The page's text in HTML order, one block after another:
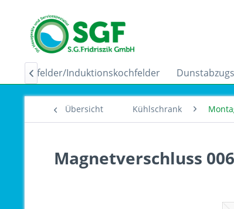
Ceranfelder/Induktionskochfelder

Übersicht Kühlschrank
Magnetverschluss